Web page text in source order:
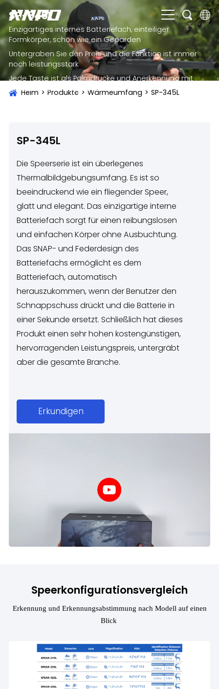
English
čeština
Deutsch
Français
Русский
slovenský
Español
SP-345L
Einzigartiges internes Batteriefach, einteiliger
Formkörper, schön wie ein Geparden
Untergraben Sie den Preis und die Funktion ist immer
noch leistungsstark
Jede Taste ist als Palmdrucke und Anerkennung mit
geschlossenen Augen sehr erkennbar
Heim > Produkte > Wärmeumfang > SP-345L
SP-345L
Die Speerserie ist ein überlegenes
Thermalbildgebungsumfang. Es ist so
beeindruckend wie ein fliegender Speer,
glatt und elegant. Das einzigartige interne
Batteriefach sorgt für einen reibungslosen
und einfachen Körper ohne Ausbuchtung.
Das SNAP- und Federdesign des
Batteriefachs ermöglicht es dem
Batteriefach, automatisch
herauszukommen, wenn der Benutzer den
Schnappschuss drückt und die Batterie in
einer Sekunde ersetzt. Schließlich hat dieses
Produkt einen sehr hohen kostengünstigen,
hervorragenden Leistungspreis, untergräbt
aber die gesamte Branche.
Erkundigen
Speerkonfigurationsvergleich
Erkennung und Erkennungsabstimmung nach Modell auf einen
Blick